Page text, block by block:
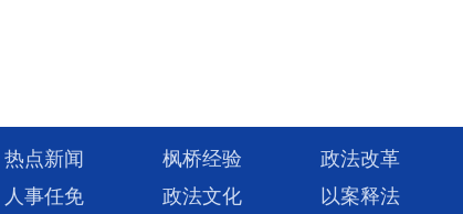
热点新闻 枫桥经验 政法改革
人事任免 政法文化 以案释法